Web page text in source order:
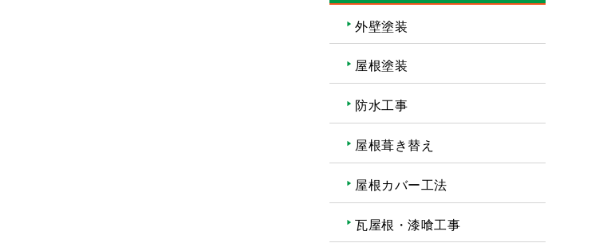
外壁塗装
屋根塗装
防水工事
屋根葺き替え
屋根カバー工法
瓦屋根・漆喰工事